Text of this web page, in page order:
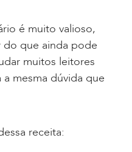
é muito valioso,
do que ainda pode
muitos leitores
mesma dúvida que
receita: